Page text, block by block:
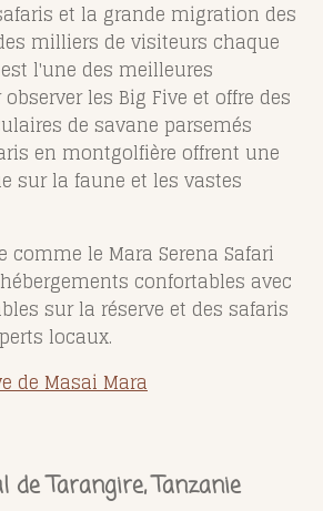
et la grande migration des
milliers de visiteurs chaque
l'une des meilleures
les Big Five et offre des
de savane parsemés
en montgolfière offrent une
sur la faune et les vastes
comme le Mara Serena Safari
confortables avec
sur la réserve et des safaris
locaux.
de Masai Mara
de Tarangire, Tanzanie